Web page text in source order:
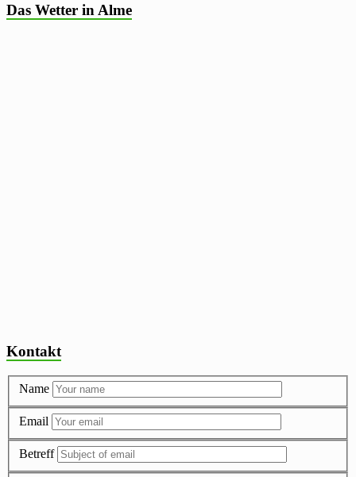
Das Wetter in Alme
Kontakt
Name
Email
Betreff